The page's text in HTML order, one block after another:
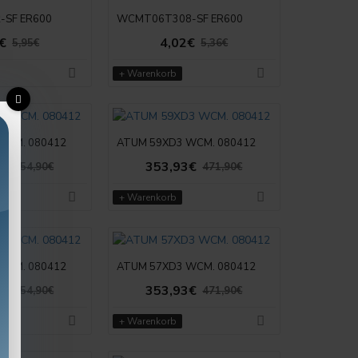
ER600
5,95€
WCMT06T308-SF ER600
4,02€ 5,36€
+ Warenkorb
080412
454,90€
ATUM 59XD3 WCM. 080412
353,93€ 471,90€
+ Warenkorb
080412
454,90€
ATUM 57XD3 WCM. 080412
353,93€ 471,90€
+ Warenkorb